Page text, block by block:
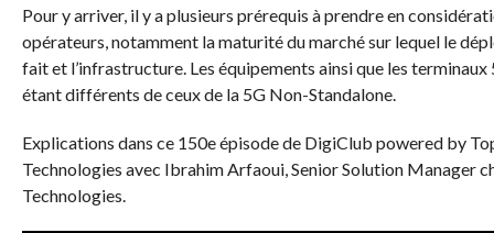
Pour y arriver, il y a plusieurs prérequis à prendre en
opérateurs, notamment la maturité du marché sur lequel le
fait et l’infrastructure.Les équipements ainsi que les terminaux
étant différents de ceux de la 5G Non-Standalone.
Explications dans ce 150e épisode de DigiClub poweredby
Technologies avec IbrahimArfaoui, Senior Solution Manager
Technologies.